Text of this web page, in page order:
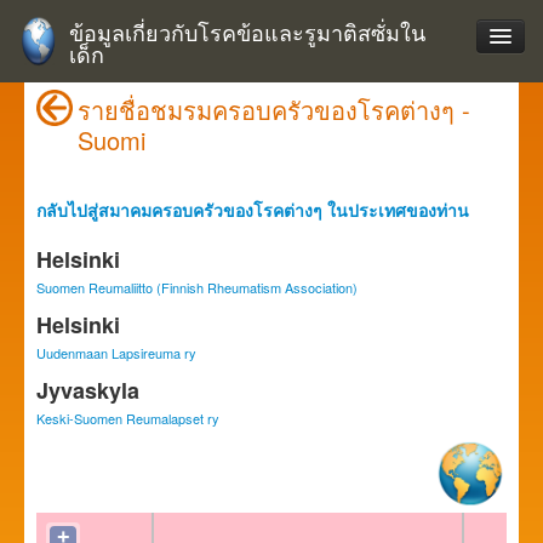
ข้อมูลเกี่ยวกับโรคข้อและรูมาติสซั่มใน
เด็ก
รายชื่อชมรมครอบครัวของโรคต่างๆ -
Suomi
กลับไปสู่สมาคมครอบครัวของโรคต่างๆ ในประเทศของท่าน
Helsinki
Suomen Reumaliitto (Finnish Rheumatism Association)
Helsinki
Uudenmaan Lapsireuma ry
Jyvaskyla
Keski-Suomen Reumalapset ry
+